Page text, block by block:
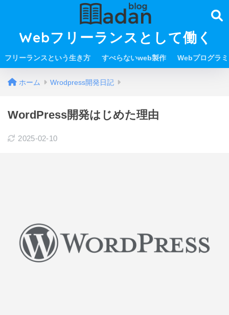
Webフリーランスとして働く
フリーランスという生き方 すべらないweb製作 Webプログラ
ホーム Wrodpress開発日記
WordPress開発はじめた理由
2025-02-10